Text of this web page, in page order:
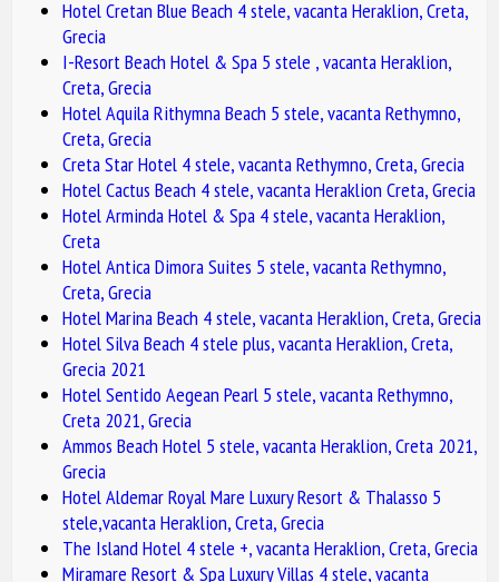
Hotel Cretan Blue Beach 4 stele, vacanta Heraklion, Creta,
Grecia
I-Resort Beach Hotel & Spa 5 stele , vacanta Heraklion,
Creta, Grecia
Hotel Aquila Rithymna Beach 5 stele, vacanta Rethymno,
Creta, Grecia
Creta Star Hotel 4 stele, vacanta Rethymno, Creta, Grecia
Hotel Cactus Beach 4 stele, vacanta Heraklion Creta, Grecia
Hotel Arminda Hotel & Spa 4 stele, vacanta Heraklion,
Creta
Hotel Antica Dimora Suites 5 stele, vacanta Rethymno,
Creta, Grecia
Hotel Marina Beach 4 stele, vacanta Heraklion, Creta, Grecia
Hotel Silva Beach 4 stele plus, vacanta Heraklion, Creta,
Grecia 2021
Hotel Sentido Aegean Pearl 5 stele, vacanta Rethymno,
Creta 2021, Grecia
Ammos Beach Hotel 5 stele, vacanta Heraklion, Creta 2021,
Grecia
Hotel Aldemar Royal Mare Luxury Resort & Thalasso 5
stele,vacanta Heraklion, Creta, Grecia
The Island Hotel 4 stele +, vacanta Heraklion, Creta, Grecia
Miramare Resort & Spa Luxury Villas 4 stele, vacanta